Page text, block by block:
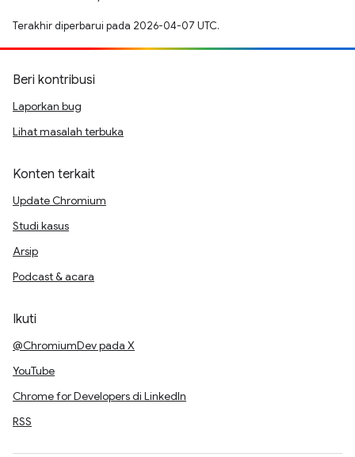
Terakhir diperbarui pada 2026-04-07 UTC.
Beri kontribusi
Laporkan bug
Lihat masalah terbuka
Konten terkait
Update Chromium
Studi kasus
Arsip
Podcast & acara
Ikuti
@ChromiumDev pada X
YouTube
Chrome for Developers di LinkedIn
RSS